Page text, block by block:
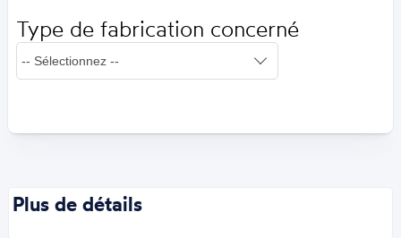
Type de fabrication concerné
Plus de détails